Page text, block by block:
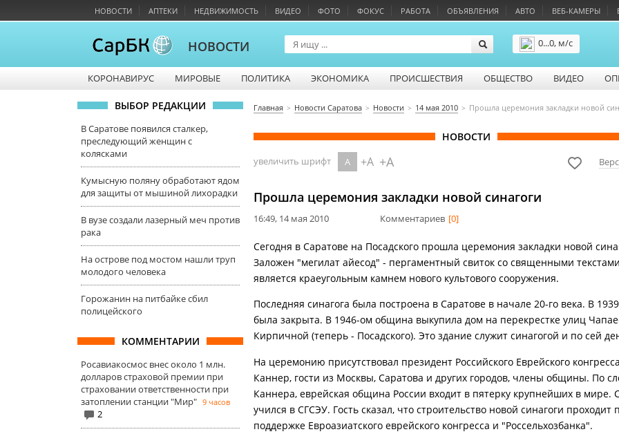
НОВОСТИ АПТЕКИ НЕДВИЖИМОСТЬ ВИДЕО ФОТО ФОКУС РАБОТА ОБЪЯВЛЕНИЯ АВТО ВЕБ-КАМЕРЫ
НОВОСТИ
0...0, м/с
КОРОНАВИРУС МИРОВЫЕ ПОЛИТИКА ЭКОНОМИКА ПРОИСШЕСТВИЯ ОБЩЕСТВО ВИДЕО
ВЫБОР РЕДАКЦИИ
В Саратове появился сталкер,
преследующий женщин с
колясками
Кумысную поляну обработают ядом
для защиты от мышиной лихорадки
В вузе создали лазерный меч против
рака
На острове под мостом нашли труп
молодого человека
Горожанин на питбайке сбил
полицейского
КОММЕНТАРИИ
Росавиакосмос внес около 1 млн.
долларов страховой премии при
страховании ответственности при
затоплении станции "Мир" 9 часов
2
Главная Новости Саратова Новости 14 мая 2010 Прошла церемония закладки новой
НОВОСТИ
увеличить шрифт A +A +A
Прошла церемония закладки новой синагоги
16:49, 14 мая 2010 Комментариев [0]
Сегодня в Саратове на Посадского прошла церемония закладки новой
Заложен "мегилат айесод" - пергаментный свиток со священными
является краеугольным камнем нового культового сооружения.
Последняя синагога была построена в Саратове в начале 20-го века. В
была закрыта. В 1946-ом община выкупила дом на перекрестке улиц
Кирпичной (теперь - Посадского). Это здание служит синагогой и по сей
На церемонию присутствовал президент Российского Еврейского
Каннер, гости из Москвы, Саратова и других городов, члены общины. По
Каннера, еврейская община России входит в пятерку крупнейших в мире.
учился в СГСЭУ. Гость сказал, что строительство новой синагоги проходит
поддержке Евроазиатского еврейского конгресса и "Россельхозбанка".